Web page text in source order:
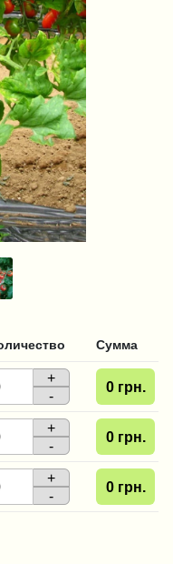
Сумма
+
-
0 грн.
+
-
0 грн.
+
-
0 грн.